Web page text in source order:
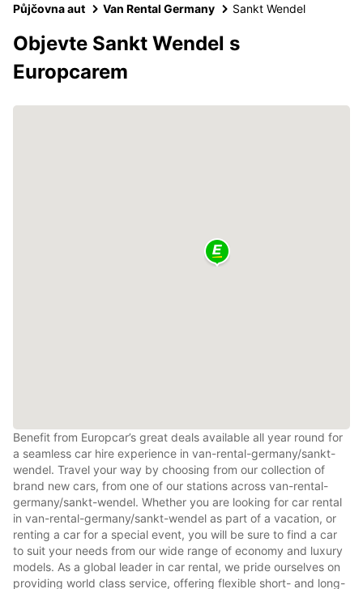
Půjčovna aut Van Rental Germany Sankt Wendel
Objevte Sankt Wendel s
Europcarem
Benefit from Europcar’s great deals available all year round for
a seamless car hire experience in van-rental-germany/sankt-
wendel. Travel your way by choosing from our collection of
brand new cars, from one of our stations across van-rental-
germany/sankt-wendel. Whether you are looking for car rental
in van-rental-germany/sankt-wendel as part of a vacation, or
renting a car for a special event, you will be sure to find a car
to suit your needs from our wide range of economy and luxury
models. As a global leader in car rental, we pride ourselves on
providing world class service, offering flexible short- and long-